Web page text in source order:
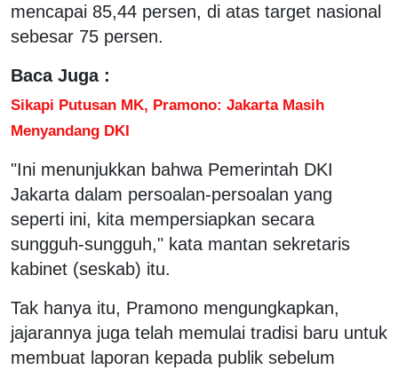
mencapai 85,44 persen, di atas target nasional
sebesar 75 persen.
Baca Juga :
Sikapi Putusan MK, Pramono: Jakarta Masih
Menyandang DKI
"Ini menunjukkan bahwa Pemerintah DKI
Jakarta dalam persoalan-persoalan yang
seperti ini, kita mempersiapkan secara
sungguh-sungguh," kata mantan sekretaris
kabinet (seskab) itu.
Tak hanya itu, Pramono mengungkapkan,
jajarannya juga telah memulai tradisi baru untuk
membuat laporan kepada publik sebelum